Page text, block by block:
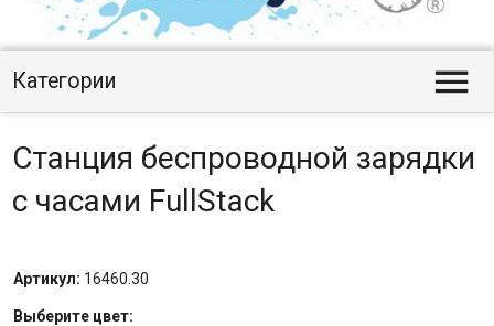
Категории 
Станция беспроводной зарядки
с часами FullStack
Артикул: 16460.30
Выберите цвет: